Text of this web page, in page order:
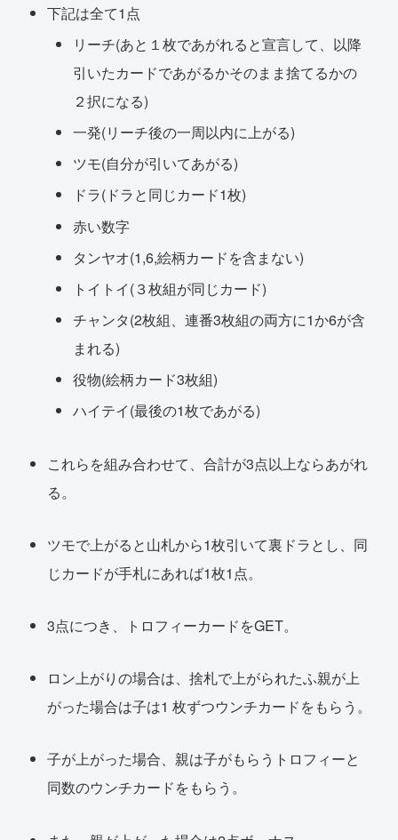
下記は全て1点
リーチ(あと１枚であがれると宣言して、以降
引いたカードであがるかそのまま捨てるかの
２択になる)
一発(リーチ後の一周以内に上がる)
ツモ(自分が引いてあがる)
ドラ(ドラと同じカード1枚)
赤い数字
タンヤオ(1,6,絵柄カードを含まない)
トイトイ(３枚組が同じカード)
チャンタ(2枚組、連番3枚組の両方に1か6が含
まれる)
役物(絵柄カード3枚組)
ハイテイ(最後の1枚であがる)
これらを組み合わせて、合計が3点以上ならあがれ
る。
ツモで上がると山札から1枚引いて裏ドラとし、同
じカードが手札にあれば1枚1点。
3点につき、トロフィーカードをGET。
ロン上がりの場合は、捨札で上がられたふ親が上
がった場合は子は1 枚ずつウンチカードをもらう。
子が上がった場合、親は子がもらうトロフィーと
同数のウンチカードをもらう。